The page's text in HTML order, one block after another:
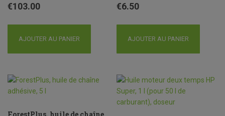
€103.00
AJOUTER AU PANIER
€6.50
AJOUTER AU PANIER
ForestPlus, huile de chaîne